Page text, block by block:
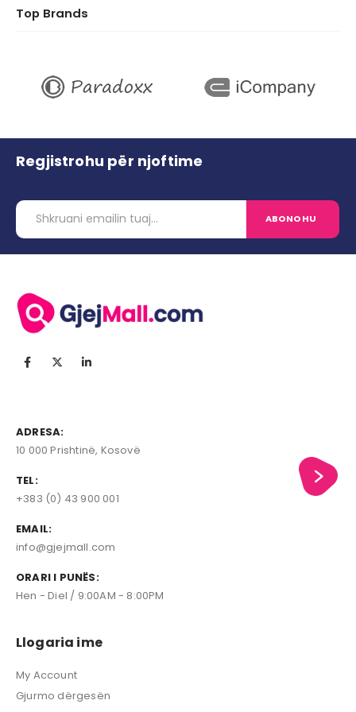
Top Brands
Regjistrohu për njoftime
ADRESA:
10 000 Prishtinë, Kosovë
TEL:
+383 (0) 43 900 001
EMAIL:
info@gjejmall.com
ORARI I PUNËS:
Hen - Diel / 9:00AM - 8:00PM
Llogaria ime
My Account
Gjurmo dërgesën